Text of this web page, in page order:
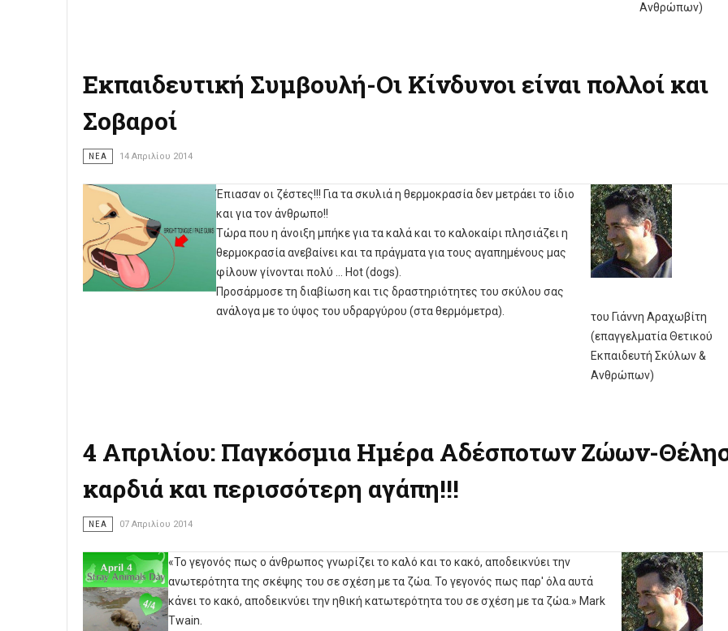
Ανθρώπων)
Εκπαιδευτική Συμβουλή-Οι Κίνδυνοι είναι πολλοί και
Σοβαροί
ΝΈΑ 14 Απριλίου 2014
Έπιασαν οι ζέστες!!! Για τα σκυλιά η θερμοκρασία δεν μετράει το ίδιο
και για τον άνθρωπο!!
Τώρα που η άνοιξη μπήκε για τα καλά και το καλοκαίρι πλησιάζει η
θερμοκρασία ανεβαίνει και τα πράγματα για τους αγαπημένους μας
φίλουw γίνονται πολύ … Hot (dogs).
Προσάρμοσε τη διαβίωση και τις δραστηριότητες του σκύλου σας
ανάλογα με το ύψος του υδραργύρου (στα θερμόμετρα).
του Γιάννη Αραχωβίτη
(επαγγελματία Θετικού
Εκπαιδευτή Σκύλων &
Ανθρώπων)
4 Απριλίου: Παγκόσμια Ημέρα Αδέσποτων Ζώων-
καρδιά και περισσότερη αγάπη!!!
ΝΈΑ 07 Απριλίου 2014
«Το γεγονός πως ο άνθρωπος γνωρίζει το καλό και το κακό, αποδεικνύει την
ανωτερότητα της σκέψης του σε σχέση με τα ζώα. Το γεγονός πως παρ' όλα αυτά
κάνει το κακό, αποδεικνύει την ηθική κατωτερότητα του σε σχέση με τα ζώα.» Mark
Twain.